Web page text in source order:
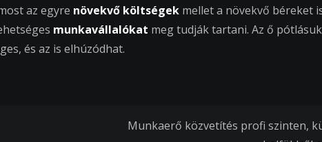
az egyre növekvő költségek mellet a növekvő béreket
munkavállalókat meg tudják tartani. Az ő
és az is elhúzódhat.
Munkaerő közvetítés profi szinten,